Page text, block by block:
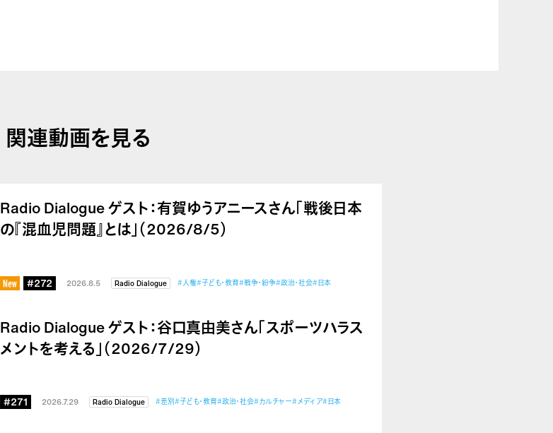
関連動画を見る
Radio Dialogue ゲスト：有賀ゆうアニースさん「戦後日本
の『混血児問題』とは」（2026/8/5）
#272 2026.8.5 Radio Dialogue #人権#子ども・教育#戦争・紛争#政治・社会#日本
Radio Dialogue ゲスト：谷口真由美さん「スポーツハラス
メントを考える」（2026/7/29）
#271 2026.7.29 Radio Dialogue #差別#子ども・教育#政治・社会#カルチャー#メディア#日本